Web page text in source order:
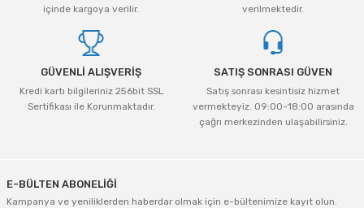
içinde kargoya verilir.
verilmektedir.
GÜVENLİ ALIŞVERİŞ
Kredi kartı bilgileriniz 256bit SSL
Sertifikası ile Korunmaktadır.
SATIŞ SONRASI GÜVEN
Satış sonrası kesintisiz hizmet
vermekteyiz. 09:00-18:00 arasında
çağrı merkezinden ulaşabilirsiniz.
E-BÜLTEN ABONELİĞİ
Kampanya ve yeniliklerden haberdar olmak için e-bültenimize kayıt olun.